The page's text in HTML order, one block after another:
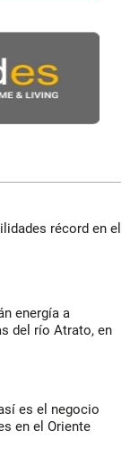
récord en el
energía a
del río Atrato, en
es el negocio
en el Oriente